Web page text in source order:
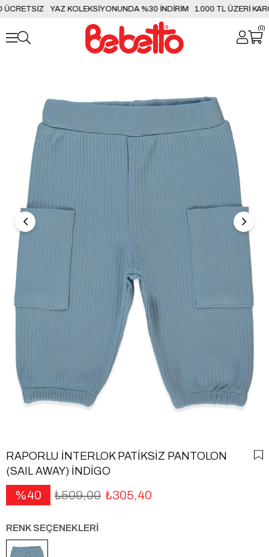
YAZ KOLEKSİYONUNDA %30 İNDİRİM 1.000 TL ÜZERİ
0
RAPORLU İNTERLOK PATİKSİZ PANTOLON
(SAIL AWAY) İNDİGO
40 ₺509,00 ₺305,40
RENK SEÇENEKLERİ